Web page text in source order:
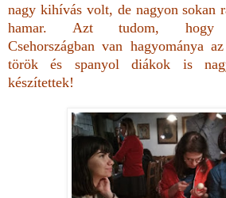
nagy kihívás volt, de nagyon sokan
hamar. Azt tudom, hogy
Csehországban van hagyománya
török és spanyol diákok is
készítettek!